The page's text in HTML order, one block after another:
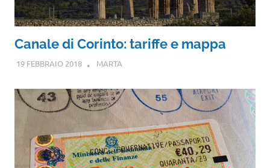
Canale di Corinto: tariffe e mappa
19 FEBBRAIO 2018 MARTA